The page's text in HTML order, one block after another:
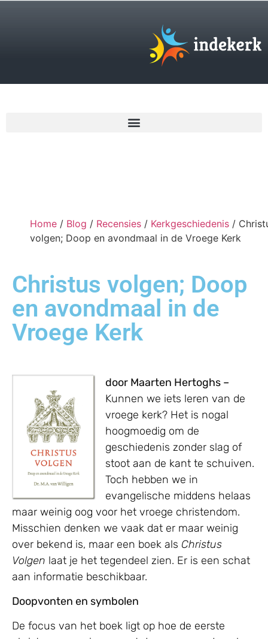
Home / Blog / Recensies / Kerkgeschiedenis /
volgen; Doop en avondmaal in de Vroege Kerk
Christus volgen; Doop
en avondmaal in de
Vroege Kerk
door Maarten Hertoghs –
Kunnen we iets leren van de
vroege kerk? Het is nogal
hoogmoedig om de
geschiedenis zonder slag of
stoot aan de kant te schuiven.
Toch hebben we in
evangelische middens helaas
maar weinig oog voor het vroege christendom.
Misschien denken we vaak dat er maar weinig
over bekend is, maar een boek als Christus
Volgen laat je het tegendeel zien. Er is een schat
aan informatie beschikbaar.
Doopvonten en symbolen
De focus van het boek ligt op hoe de eerste